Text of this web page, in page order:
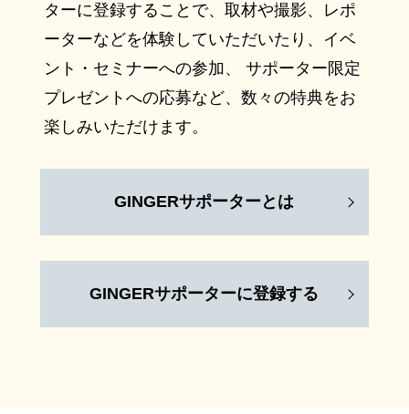
ターに登録することで、取材や撮影、レポ
ーターなどを体験していただいたり、イベ
ント・セミナーへの参加、 サポーター限定
プレゼントへの応募など、数々の特典をお
楽しみいただけます。
GINGERサポーターとは
GINGERサポーターに登録する